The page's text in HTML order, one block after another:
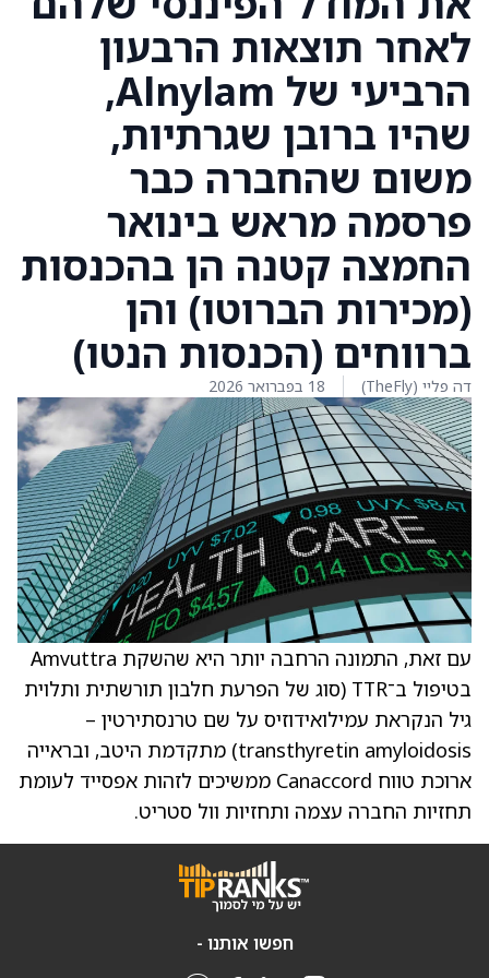
לאחר תוצאות הרבעון
הרביעי של Alnylam,
שהיו ברובן שגרתיות,
משום שהחברה כבר
פרסמה מראש בינואר
החמצה קטנה הן בהכנסות
(מכירות הברוטו) והן
ברווחים (הכנסות הנטו)
דה פליי (TheFly) 18 בפברואר 2026
עם זאת, התמונה הרחבה יותר היא שהשקת Amvuttra
בטיפול ב־TTR (סוג של הפרעת חלבון תורשתית ותלוית
גיל הנקראת עמילואידוזיס על שם טרנסתירטין –
transthyretin amyloidosis) מתקדמת היטב, ובראייה
ארוכת טווח Canaccord ממשיכים לזהות אפסייד לעומת
תחזיות החברה עצמה ותחזיות וול סטריט.
חפשו אותנו -